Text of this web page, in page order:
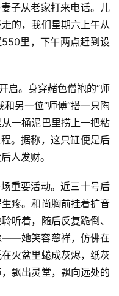
子从老家打来电话。儿
的，我们星期六上午从
550里，下午两点赶到设
启。身穿赭色僧袍的“师
另一位“师傅”搭一只陶
一桶泥巴里捞上一把粘
。据称，这只缸便是后
人发财。
重要活动。近三十号后
疼。和尚胸前挂着扩音
听着，随后反复跪倒、
——她笑容慈祥，仿佛在
火盆里蜷成灰烬，纸灰
飘出灵堂，飘向远处的